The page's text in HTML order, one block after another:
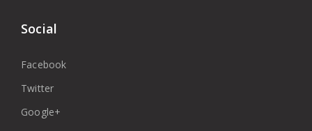
Social
Facebook
Twitter
Google+